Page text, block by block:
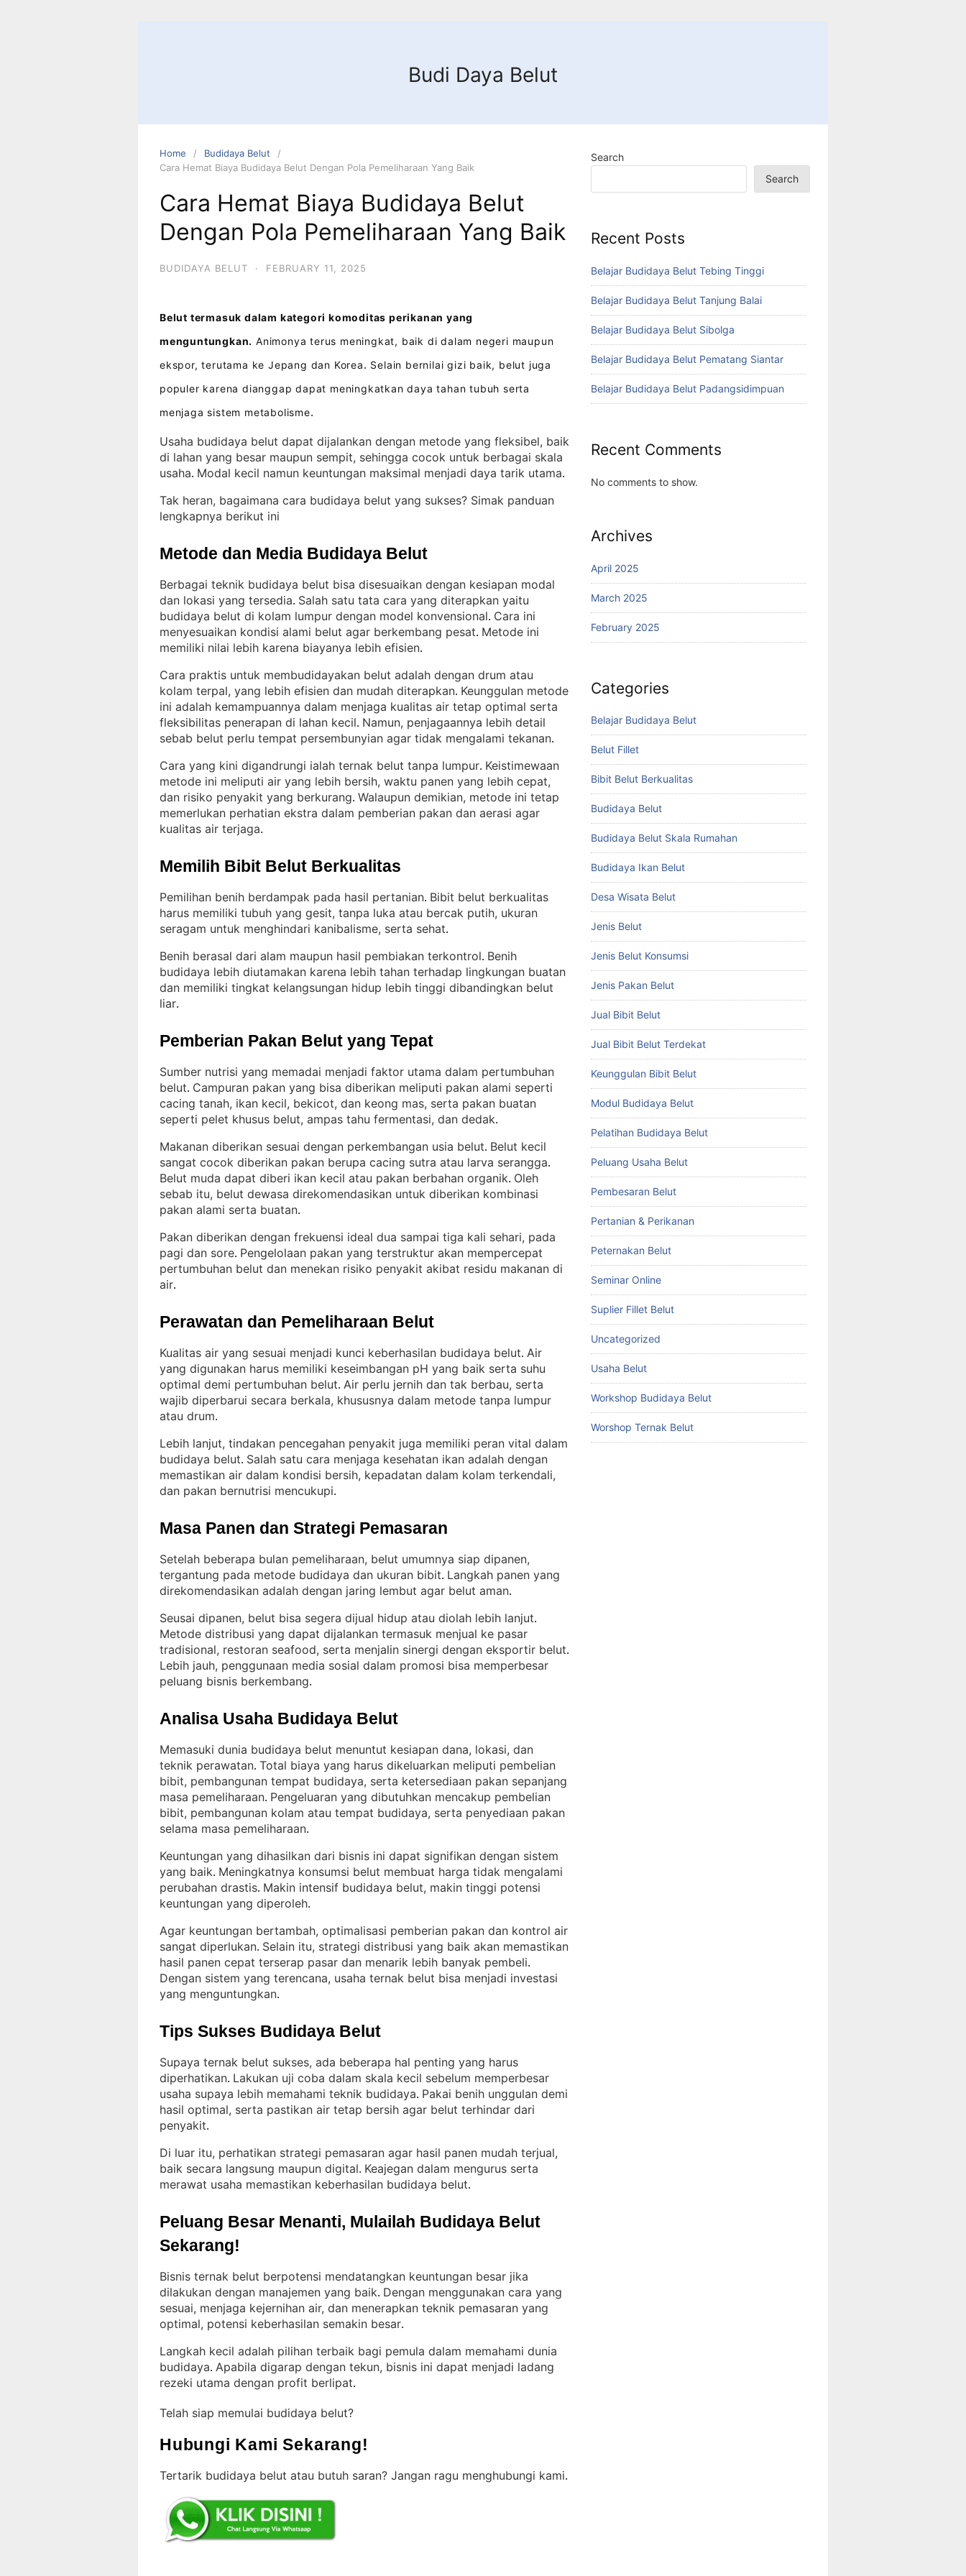
Budi Daya Belut
Home
Budidaya Belut
Cara Hemat Biaya Budidaya Belut Dengan Pola Pemeliharaan Yang Baik
Cara Hemat Biaya Budidaya Belut
Dengan Pola Pemeliharaan Yang Baik
BUDIDAYA BELUT · FEBRUARY 11, 2025
Belut termasuk dalam kategori komoditas perikanan yang
menguntungkan. Animonya terus meningkat, baik di dalam negeri maupun
ekspor, terutama ke Jepang dan Korea. Selain bernilai gizi baik, belut juga
populer karena dianggap dapat meningkatkan daya tahan tubuh serta
menjaga sistem metabolisme.
Usaha budidaya belut dapat dijalankan dengan metode yang fleksibel, baik
di lahan yang besar maupun sempit, sehingga cocok untuk berbagai skala
usaha. Modal kecil namun keuntungan maksimal menjadi daya tarik utama.
Tak heran, bagaimana cara budidaya belut yang sukses? Simak panduan
lengkapnya berikut ini
Metode dan Media Budidaya Belut
Berbagai teknik budidaya belut bisa disesuaikan dengan kesiapan modal
dan lokasi yang tersedia. Salah satu tata cara yang diterapkan yaitu
budidaya belut di kolam lumpur dengan model konvensional. Cara ini
menyesuaikan kondisi alami belut agar berkembang pesat. Metode ini
memiliki nilai lebih karena biayanya lebih efisien.
Cara praktis untuk membudidayakan belut adalah dengan drum atau
kolam terpal, yang lebih efisien dan mudah diterapkan. Keunggulan metode
ini adalah kemampuannya dalam menjaga kualitas air tetap optimal serta
fleksibilitas penerapan di lahan kecil. Namun, penjagaannya lebih detail
sebab belut perlu tempat persembunyian agar tidak mengalami tekanan.
Cara yang kini digandrungi ialah ternak belut tanpa lumpur. Keistimewaan
metode ini meliputi air yang lebih bersih, waktu panen yang lebih cepat,
dan risiko penyakit yang berkurang. Walaupun demikian, metode ini tetap
memerlukan perhatian ekstra dalam pemberian pakan dan aerasi agar
kualitas air terjaga.
Memilih Bibit Belut Berkualitas
Pemilihan benih berdampak pada hasil pertanian. Bibit belut berkualitas
harus memiliki tubuh yang gesit, tanpa luka atau bercak putih, ukuran
seragam untuk menghindari kanibalisme, serta sehat.
Benih berasal dari alam maupun hasil pembiakan terkontrol. Benih
budidaya lebih diutamakan karena lebih tahan terhadap lingkungan buatan
dan memiliki tingkat kelangsungan hidup lebih tinggi dibandingkan belut
liar.
Pemberian Pakan Belut yang Tepat
Sumber nutrisi yang memadai menjadi faktor utama dalam pertumbuhan
belut. Campuran pakan yang bisa diberikan meliputi pakan alami seperti
cacing tanah, ikan kecil, bekicot, dan keong mas, serta pakan buatan
seperti pelet khusus belut, ampas tahu fermentasi, dan dedak.
Makanan diberikan sesuai dengan perkembangan usia belut. Belut kecil
sangat cocok diberikan pakan berupa cacing sutra atau larva serangga
Belut muda dapat diberi ikan kecil atau pakan berbahan organik. Oleh
sebab itu, belut dewasa direkomendasikan untuk diberikan kombinasi
pakan alami serta buatan.
Pakan diberikan dengan frekuensi ideal dua sampai tiga kali sehari, pada
pagi dan sore. Pengelolaan pakan yang terstruktur akan mempercepat
pertumbuhan belut dan menekan risiko penyakit akibat residu makanan di
air.
Perawatan dan Pemeliharaan Belut
Kualitas air yang sesuai menjadi kunci keberhasilan budidaya belut. Air
yang digunakan harus memiliki keseimbangan pH yang baik serta suhu
optimal demi pertumbuhan belut. Air perlu jernih dan tak berbau, serta
wajib diperbarui secara berkala, khususnya dalam metode tanpa lumpur
atau drum.
Lebih lanjut, tindakan pencegahan penyakit juga memiliki peran vital dalam
budidaya belut. Salah satu cara menjaga kesehatan ikan adalah dengan
memastikan air dalam kondisi bersih, kepadatan dalam kolam terkendali,
dan pakan bernutrisi mencukupi.
Masa Panen dan Strategi Pemasaran
Setelah beberapa bulan pemeliharaan, belut umumnya siap dipanen,
tergantung pada metode budidaya dan ukuran bibit. Langkah panen yang
direkomendasikan adalah dengan jaring lembut agar belut aman.
Seusai dipanen, belut bisa segera dijual hidup atau diolah lebih lanjut
Metode distribusi yang dapat dijalankan termasuk menjual ke pasar
tradisional, restoran seafood, serta menjalin sinergi dengan eksportir belut
Lebih jauh, penggunaan media sosial dalam promosi bisa memperbesar
peluang bisnis berkembang.
Analisa Usaha Budidaya Belut
Memasuki dunia budidaya belut menuntut kesiapan dana, lokasi, dan
teknik perawatan. Total biaya yang harus dikeluarkan meliputi pembelian
bibit, pembangunan tempat budidaya, serta ketersediaan pakan sepanjang
masa pemeliharaan. Pengeluaran yang dibutuhkan mencakup pembelian
bibit, pembangunan kolam atau tempat budidaya, serta penyediaan pakan
selama masa pemeliharaan.
Keuntungan yang dihasilkan dari bisnis ini dapat signifikan dengan sistem
yang baik. Meningkatnya konsumsi belut membuat harga tidak mengalami
perubahan drastis. Makin intensif budidaya belut, makin tinggi potensi
keuntungan yang diperoleh.
Agar keuntungan bertambah, optimalisasi pemberian pakan dan kontrol air
sangat diperlukan. Selain itu, strategi distribusi yang baik akan memastikan
hasil panen cepat terserap pasar dan menarik lebih banyak pembeli
Dengan sistem yang terencana, usaha ternak belut bisa menjadi investasi
yang menguntungkan.
Tips Sukses Budidaya Belut
Supaya ternak belut sukses, ada beberapa hal penting yang harus
diperhatikan. Lakukan uji coba dalam skala kecil sebelum memperbesar
usaha supaya lebih memahami teknik budidaya. Pakai benih unggulan demi
hasil optimal, serta pastikan air tetap bersih agar belut terhindar dari
penyakit.
Di luar itu, perhatikan strategi pemasaran agar hasil panen mudah terjual,
baik secara langsung maupun digital. Keajegan dalam mengurus serta
merawat usaha memastikan keberhasilan budidaya belut.
Peluang Besar Menanti, Mulailah Budidaya Belut
Sekarang!
Bisnis ternak belut berpotensi mendatangkan keuntungan besar jika
dilakukan dengan manajemen yang baik. Dengan menggunakan cara yang
sesuai, menjaga kejernihan air, dan menerapkan teknik pemasaran yang
optimal, potensi keberhasilan semakin besar.
Langkah kecil adalah pilihan terbaik bagi pemula dalam memahami dunia
budidaya. Apabila digarap dengan tekun, bisnis ini dapat menjadi ladang
rezeki utama dengan profit berlipat.
Telah siap memulai budidaya belut?
Hubungi Kami Sekarang!
Tertarik budidaya belut atau butuh saran? Jangan ragu menghubungi kami.
Search
Search
Recent Posts
Belajar Budidaya Belut Tebing Tinggi
Belajar Budidaya Belut Tanjung Balai
Belajar Budidaya Belut Sibolga
Belajar Budidaya Belut Pematang Siantar
Belajar Budidaya Belut Padangsidimpuan
Recent Comments
No comments to show.
Archives
April 2025
March 2025
February 2025
Categories
Belajar Budidaya Belut
Belut Fillet
Bibit Belut Berkualitas
Budidaya Belut
Budidaya Belut Skala Rumahan
Budidaya Ikan Belut
Desa Wisata Belut
Jenis Belut
Jenis Belut Konsumsi
Jenis Pakan Belut
Jual Bibit Belut
Jual Bibit Belut Terdekat
Keunggulan Bibit Belut
Modul Budidaya Belut
Pelatihan Budidaya Belut
Peluang Usaha Belut
Pembesaran Belut
Pertanian & Perikanan
Peternakan Belut
Seminar Online
Suplier Fillet Belut
Uncategorized
Usaha Belut
Workshop Budidaya Belut
Worshop Ternak Belut